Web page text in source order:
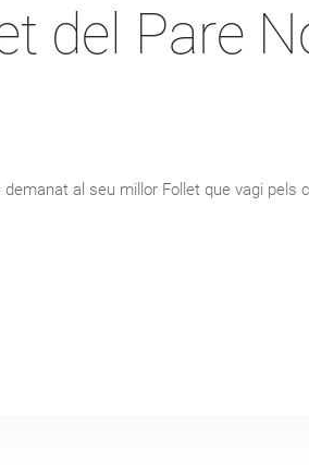
del Pare
al seu millor Follet que vagi